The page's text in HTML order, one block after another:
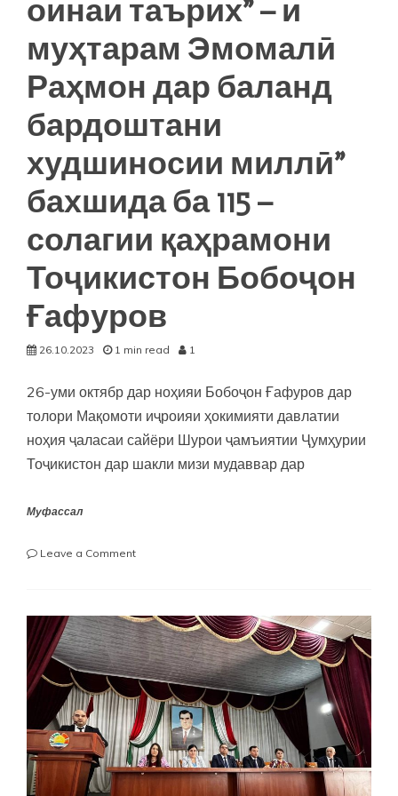
ТОҶИКИСТОН
БОБОҶОН
ҒАФУРОВ
оинаи таърих” – и
муҳтарам Эмомалӣ
Раҳмон дар баланд
бардоштани
худшиносии миллӣ”
бахшида ба 115 –
солагии қаҳрамони
Тоҷикистон Бобоҷон
Ғафуров
26.10.2023 1 min read 1
26-уми октябр дар ноҳияи Бобоҷон Ғафуров дар
толори Мақомоти иҷроияи ҳокимияти давлатии
ноҳия ҷаласаи сайёри Шурои ҷамъиятии Ҷумҳурии
Тоҷикистон дар шакли мизи мудаввар дар
Муфассал
Leave a Commenton
”
–
и
академик
Б.
Ғафуров
ва
“Тоҷикон
дар
оинаи